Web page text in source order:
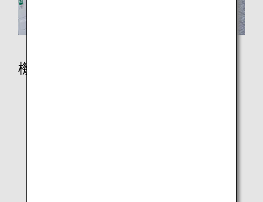
機内で